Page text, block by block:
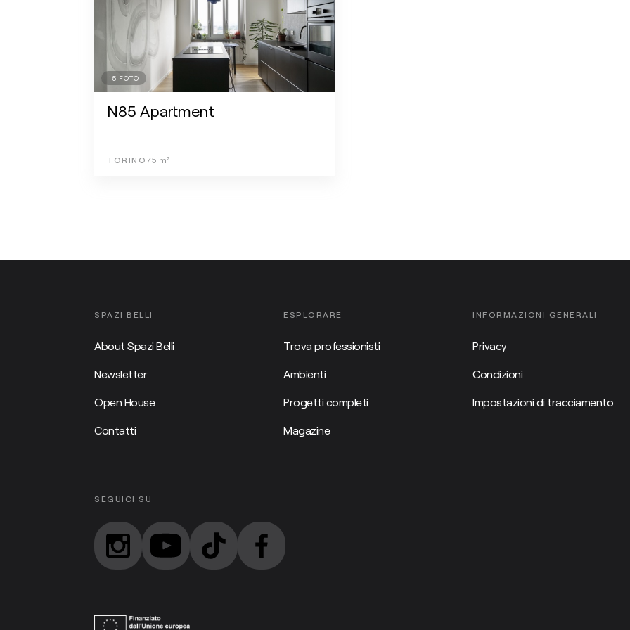
15 FOTO
N85 Apartment
TORINO75 m²
SPAZI BELLI
About Spazi Belli
Newsletter
Open House
Contatti
ESPLORARE
Trova professionisti
Ambienti
Progetti completi
Magazine
INFORMAZIONI GENERALI
Privacy
Condizioni
Impostazioni di tracciamento
SEGUICI SU